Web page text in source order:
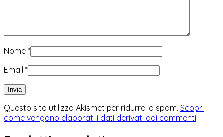
Nome *
Email *
Questo sito utilizza Akismet per ridurre lo spam. Scopri
come vengono elaborati i dati derivati dai commenti.